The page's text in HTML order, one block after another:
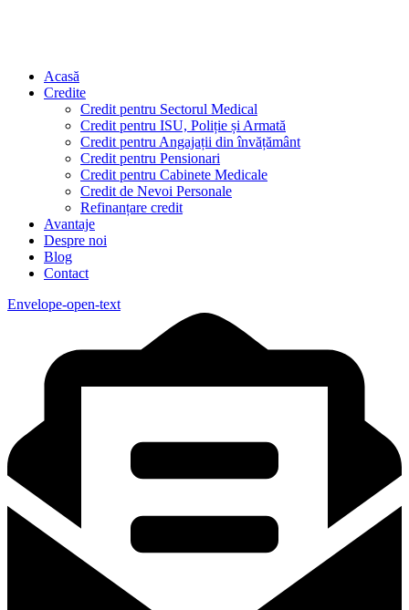
Acasă
Credite
Credit pentru Sectorul Medical
Credit pentru ISU, Poliție și Armată
Credit pentru Angajații din învățământ
Credit pentru Pensionari
Credit pentru Cabinete Medicale
Credit de Nevoi Personale
Refinanțare credit
Avantaje
Despre noi
Blog
Contact
Envelope-open-text